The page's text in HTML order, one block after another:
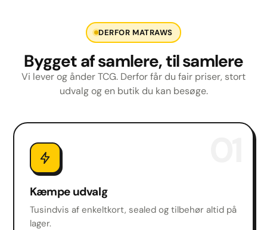
DERFOR MATRAWS
Bygget af samlere, til samlere
Vi lever og ånder TCG. Derfor får du fair priser, stort
udvalg og en butik du kan besøge.
Kæmpe udvalg
Tusindvis af enkeltkort, sealed og tilbehør altid på
lager.